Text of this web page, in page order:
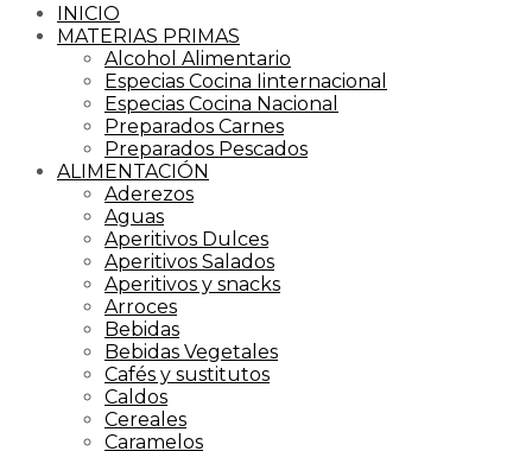
INICIO
MATERIAS PRIMAS
Alcohol Alimentario
Especias Cocina Iinternacional
Especias Cocina Nacional
Preparados Carnes
Preparados Pescados
ALIMENTACIÓN
Aderezos
Aguas
Aperitivos Dulces
Aperitivos Salados
Aperitivos y snacks
Arroces
Bebidas
Bebidas Vegetales
Cafés y sustitutos
Caldos
Cereales
Caramelos